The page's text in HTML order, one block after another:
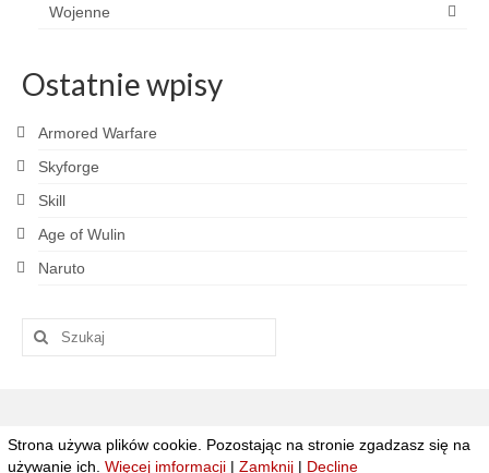
Wojenne
Ostatnie wpisy
Armored Warfare
Skyforge
Skill
Age of Wulin
Naruto
Szuklaj
© 2026 Grajpad.pl - Najlepsze gry MMO
Strona używa plików cookie. Pozostając na stronie zgadzasz się na
używanie ich. Więcej imformacji | Zamknij | Decline